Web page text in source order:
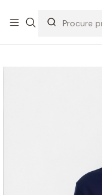
OFERTA DE PORTES
80€ de artigos sem